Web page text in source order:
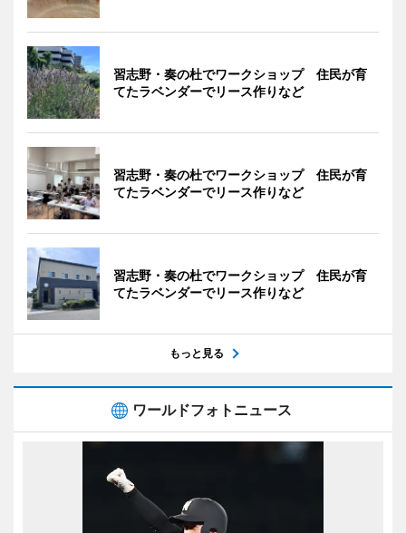
習志野・奏の杜でワークショップ 住民が育
てたラベンダーでリース作りなど
習志野・奏の杜でワークショップ 住民が育
てたラベンダーでリース作りなど
習志野・奏の杜でワークショップ 住民が育
てたラベンダーでリース作りなど
もっと見る
ワールドフォトニュース